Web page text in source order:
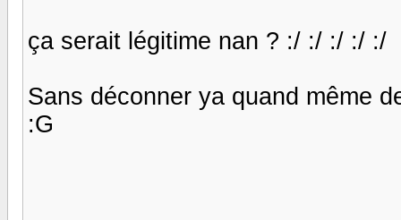
ça serait légitime nan ? :/ :/ :/ :/ :/
Sans déconner ya quand même
:G